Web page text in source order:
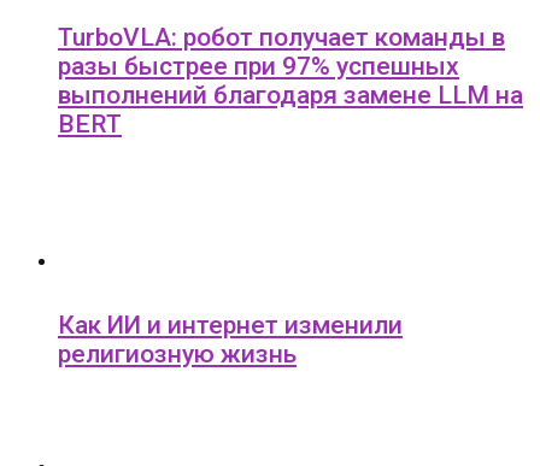
TurboVLA: робот получает команды в
разы быстрее при 97% успешных
выполнений благодаря замене LLM на
BERT
Как ИИ и интернет изменили
религиозную жизнь